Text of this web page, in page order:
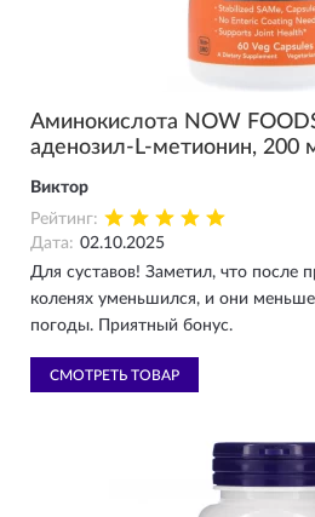
Аминокислота NOW
аденозил-L-метионин, 200
Виктор
Рейтинг:
Дата: 02.10.2025
Для суставов! Заметил, что после
коленях уменьшился, и они
погоды. Приятный бонус.
СМОТРЕТЬ ТОВАР